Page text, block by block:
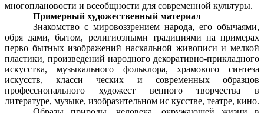
многоплановости и всеобщности для современной культуры.
Примерный художественный материал
Знакомство с мировоззрением народа, его обычаями,
обря дами, бытом, религиозными традициями на примерах
перво бытных изображений наскальной живописи и мелкой
пластики, произведений народного декоративно-прикладного
искусства, музыкального фольклора, храмового синтеза
искусств, класси ческих и современных образцов
профессионального художест венного творчества в
литературе, музыке, изобразительном ис кусстве, театре, кино.